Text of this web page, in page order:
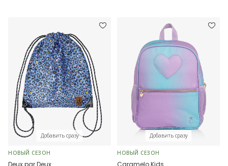
Добавить сразу
НОВЫЙ СЕЗОН
Deux par Deux
Добавить сразу
НОВЫЙ СЕЗОН
Caramelo Kids